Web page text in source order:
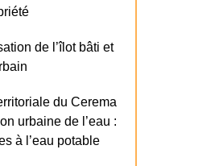
de l’îlot bâti et
du Cerema
urbaine de l’eau :
à l’eau potable